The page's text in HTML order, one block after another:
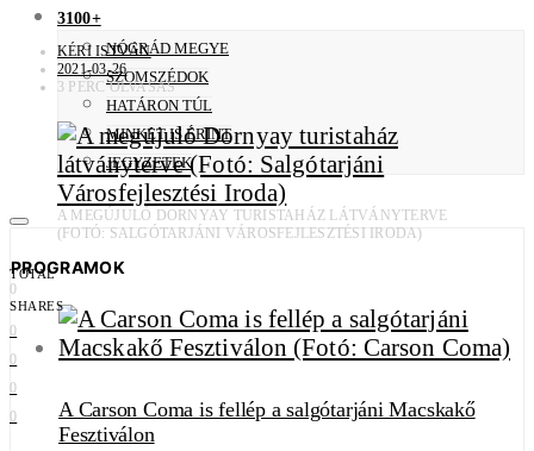
3100+
NÓGRÁD MEGYE
SZOMSZÉDOK
HATÁRON TÚL
MINKET IS ÉRINT
JEGYZETEK
PROGRAMOK
A Carson Coma is fellép a salgótarjáni Macskakő
Fesztiválon
KÉRI ISTVÁN
2021-03-26
3 PERC OLVASÁS
A MEGÚJULÓ DORNYAY TURISTAHÁZ LÁTVÁNYTERVE
(FOTÓ: SALGÓTARJÁNI VÁROSFEJLESZTÉSI IRODA)
TOTAL
0
SHARES
0
0
0
0